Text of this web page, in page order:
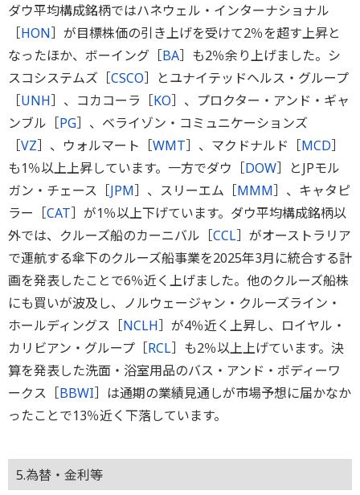
ダウ平均構成銘柄ではハネウェル・インターナショナル
［HON］が目標株価の引き上げを受けて2％を超す上昇と
なったほか、ボーイング［BA］も2％余り上げました。シ
スコシステムズ［CSCO］とユナイテッドヘルス・グループ
［UNH］、コカコーラ［KO］、プロクター・アンド・ギャ
ンブル［PG］、ベライゾン・コミュニケーションズ
［VZ］、ウォルマート［WMT］、マクドナルド［MCD］
も1％以上上昇しています。一方でダウ［DOW］とJPモル
ガン・チェース［JPM］、スリーエム［MMM］、キャタピ
ラー［CAT］が1％以上下げています。ダウ平均構成銘柄以
外では、クルーズ船のカーニバル［CCL］がオーストラリア
で運航する傘下のクルーズ船事業を2025年3月に統合する計
画を発表したことで6％近く上げました。他のクルーズ船株
にも買いが波及し、ノルウェージャン・クルーズライン・
ホールディングス［NCLH］が4％近く上昇し、ロイヤル・
カリビアン・グループ［RCL］も2％以上上げています。決
算を発表した洗面・浴室用品のバス・アンド・ボディーワ
ークス［BBWI］は通期の業績見通しが市場予想に届かなか
ったことで13％近く下落しています。
5.為替・金利等